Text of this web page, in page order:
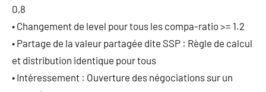
0,8
• Changement de level pour tous les compa-ratio >= 1.2
• Partage de la valeur partagée dite SSP : Règle de calcul
et distribution identique pour tous
• Intéressement : Ouverture des négociations sur un